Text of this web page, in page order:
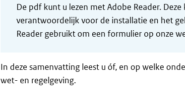
De pdf kunt u lezen met Adobe Reader.
verantwoordelijk voor de installatie en het
Reader gebruikt om een formulier op onze
In deze samenvatting leest u óf, en op welke
wet- en regelgeving.